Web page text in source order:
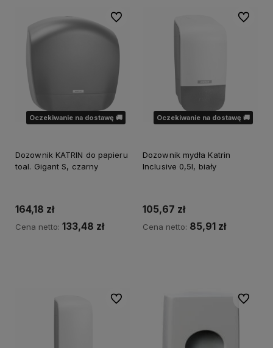
Oczekiwanie na dostawę 🚚
Dozownik KATRIN do papieru
toal. Gigant S, czarny
164,18 zł
Cena netto: 133,48 zł
Do ulubionych
Oczekiwanie na dostawę 🚚
Dozownik mydła Katrin
Inclusive 0,5l, biały
105,67 zł
Cena netto: 85,91 zł
Do
Do ulubionych Do